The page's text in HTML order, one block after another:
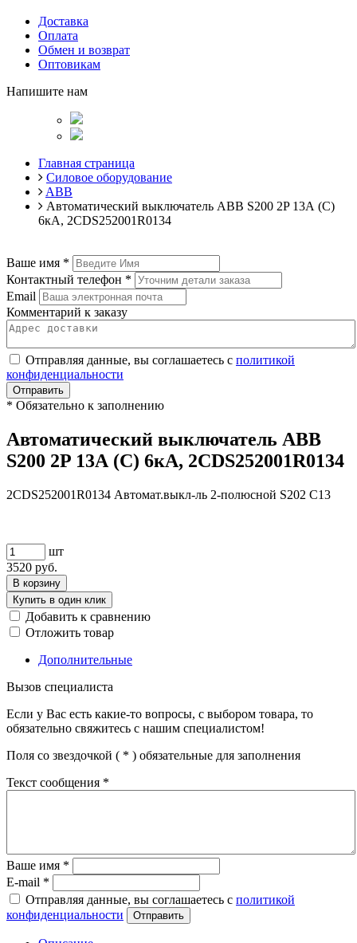
Доставка
Оплата
Обмен и возврат
Оптовикам
Напишите нам
Главная страница
Силовое оборудование
ABB
Автоматический выключатель ABB S200 2P 13А (C)
6кА, 2CDS252001R0134
Ваше имя *
Контактный телефон *
Email
Комментарий к заказу
Отправляя данные, вы соглашаетесь с политикой
конфиденциальности
Отправить
* Обязательно к заполнению
Автоматический выключатель ABB
S200 2P 13А (C) 6кА, 2CDS252001R0134
2CDS252001R0134 Автомат.выкл-ль 2-полюсной S202 C13
шт
3520 руб.
В корзину
Купить в один клик
Добавить к сравнению
Отложить товар
Дополнительные
Вызов специалиста
Если у Вас есть какие-то вопросы, с выбором товара, то
обязательно свяжитесь с нашим специалистом!
Поля со звездочкой ( * ) обязательные для заполнения
Текст сообщения *
Ваше имя *
E-mail *
Отправляя данные, вы соглашаетесь с политикой
конфиденциальности
Отправить